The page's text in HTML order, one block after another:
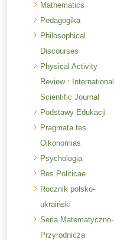
Mathematics
Pedagogika
Philosophical
Discourses
Physical Activity
Review : International
Scientific Journal
Podstawy Edukacji
Pragmata tes
Oikonomias
Psychologia
Res Politicae
Rocznik polsko-
ukraiński
Seria Matematyczno-
Przyrodnicza